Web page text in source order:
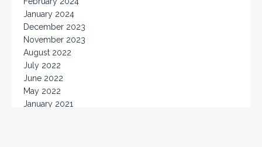
January 2024
December 2023
November 2023
August 2022
July 2022
June 2022
May 2022
January 2021